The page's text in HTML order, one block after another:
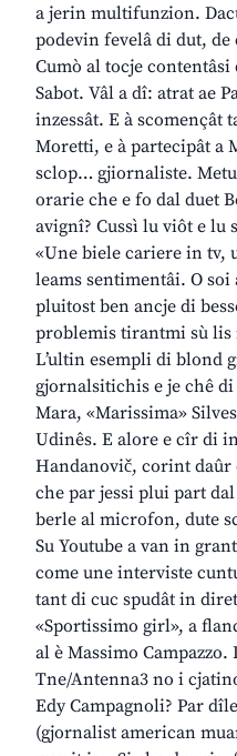
a jerin multifunzion.
podevin fevelâ di dut,
Cumò al tocje contentâsi
Sabot. Vâl a dî: atrat ae
inzessât. E à scomençât
Moretti, e à partecipât a
sclop… gjiornaliste.
orarie che e fo dal duet
avignî? Cussì lu viôt e lu
«Une biele cariere in
leams sentimentâi. O
pluitost ben ancje di
problemis tirantmi sù lis
L’ultin esempli di blond
gjornalsitichis e je chê
Mara, «Marissima»
Udinês. E alore e cîr di
Handanovič, corint daûr
che par jessi plui part
berle al microfon, dute
Su Youtube a van in
come une interviste
tant di cuc spudât in
«Sportissimo girl», a
al è Massimo
Tne/Antenna3 no i
Edy Campagnoli? Par
(gjornalist american